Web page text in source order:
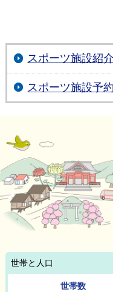
スポーツ施設紹介
スポーツ施設予約